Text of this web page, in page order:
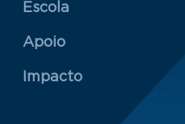
Escola
Rodapé 2
Apoio
Impacto